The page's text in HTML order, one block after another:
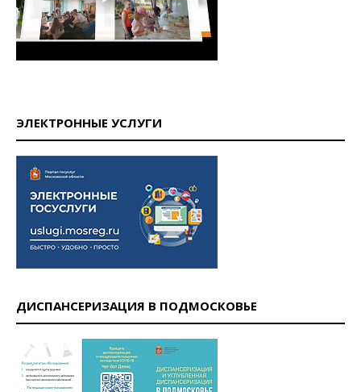
ЭЛЕКТРОННЫЕ УСЛУГИ
ДИСПАНСЕРИЗАЦИЯ В ПОДМОСКОВЬЕ